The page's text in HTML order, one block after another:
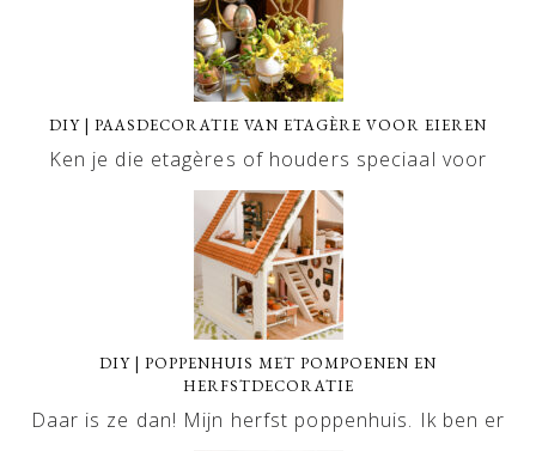
DIY | PAASDECORATIE VAN ETAGÈRE VOOR EIEREN
Ken je die etagères of houders speciaal voor
DIY | POPPENHUIS MET POMPOENEN EN
HERFSTDECORATIE
Daar is ze dan! Mijn herfst poppenhuis. Ik ben er